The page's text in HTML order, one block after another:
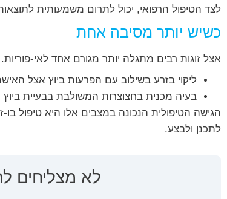
לצד הטיפול הרפואי, יכול לתרום משמעותית לתוצאות
כשיש יותר מסיבה אחת
אצל זוגות רבים מתגלה יותר מגורם אחד לאי-פוריות.
ליקוי בזרע בשילוב עם הפרעות ביוץ אצל
בעיה מכנית בחצוצרות המשולבת בבעיית ביוץ
הגישה הטיפולית הנכונה במצבים אלו היא טיפול
לתכנן ולבצע.
לא מצליחים